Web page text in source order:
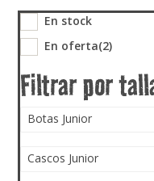
En stock
En oferta(2)
Botas Junior
Cascos Junior